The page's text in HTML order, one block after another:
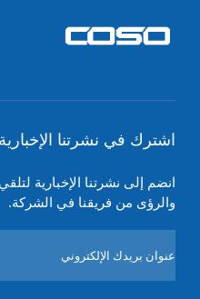
اشترك في نشرتنا الإخبارية
انضم إلى نشرتنا الإخبارية
والرؤى من فريقنا في الشركة.